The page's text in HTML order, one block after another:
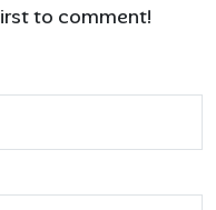
to comment!